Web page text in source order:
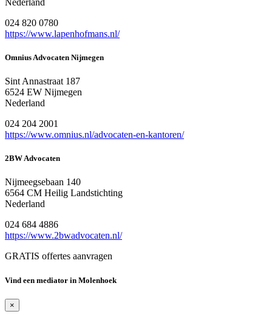
024 820 0780
https://www.lapenhofmans.nl/
Omnius Advocaten Nijmegen
Sint Annastraat 187
6524 EW Nijmegen
Nederland
024 204 2001
https://www.omnius.nl/advocaten-en-kantoren/
2BW Advocaten
Nijmeegsebaan 140
6564 CM Heilig Landstichting
Nederland
024 684 4886
https://www.2bwadvocaten.nl/
GRATIS offertes aanvragen
Vind een mediator in Molenhoek
×